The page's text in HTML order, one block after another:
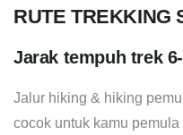
RUTE TREKKING
Jarak tempuh trek
Jalur hiking & hiking
cocok untuk kamu